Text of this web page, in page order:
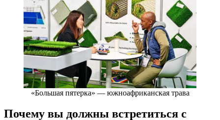
«Большая пятерка» — южноафриканская трава
Почему вы должны встретиться с